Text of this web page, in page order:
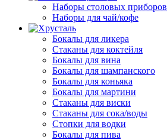
Наборы столовых приборов
Наборы для чай/кофе
Бокалы для ликера
Стаканы для коктейля
Бокалы для вина
Бокалы для шампанского
Бокалы для коньяка
Бокалы для мартини
Стаканы для виски
Стаканы для сока/воды
Стопки для водки
Бокалы для пива